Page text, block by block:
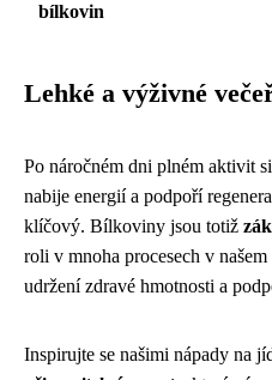
bílkovin
Lehké a výživné
Po náročném dni plném aktivit
nabije energií a podpoří
klíčový. Bílkoviny jsou totiž
roli v mnoha procesech v
udržení zdravé hmotnosti a
Inspirujte se našimi nápady na